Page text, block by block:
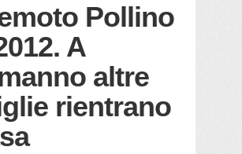
Pollino
A
altre
rientrano